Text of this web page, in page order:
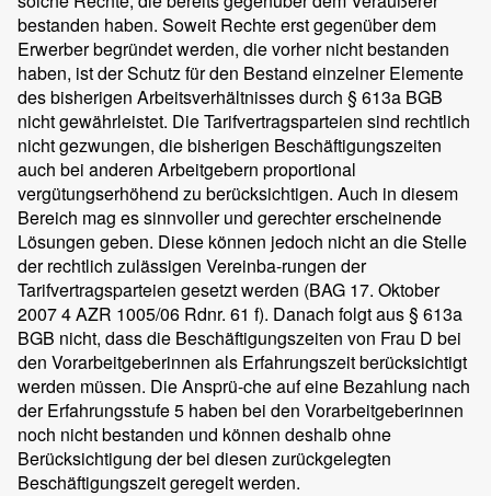
bestanden haben. Soweit Rechte erst gegenüber dem
Erwerber begründet werden, die vorher nicht bestanden
haben, ist der Schutz für den Bestand einzelner Elemente
des bisherigen Arbeitsverhältnisses durch § 613a BGB
nicht gewährleistet. Die Tarifvertragsparteien sind rechtlich
nicht gezwungen, die bisherigen Beschäftigungszeiten
auch bei anderen Arbeitgebern proportional
vergütungserhöhend zu berücksichtigen. Auch in diesem
Bereich mag es sinnvoller und gerechter erscheinende
Lösungen geben. Diese können jedoch nicht an die Stelle
der rechtlich zulässigen Vereinba-rungen der
Tarifvertragsparteien gesetzt werden (BAG 17. Oktober
2007 4 AZR 1005/06 Rdnr. 61 f). Danach folgt aus § 613a
BGB nicht, dass die Beschäftigungszeiten von Frau D bei
den Vorarbeitgeberinnen als Erfahrungszeit berücksichtigt
werden müssen. Die Ansprü-che auf eine Bezahlung nach
der Erfahrungsstufe 5 haben bei den Vorarbeitgeberinnen
noch nicht bestanden und können deshalb ohne
Berücksichtigung der bei diesen zurückgelegten
Beschäftigungszeit geregelt werden.